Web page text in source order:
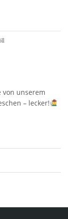
von unserem
– lecker!